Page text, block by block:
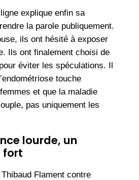
explique enfin sa
la parole publiquement.
ils ont hésité à exposer
Ils ont finalement choisi de
éviter les spéculations. Il
touche
et que la maladie
pas uniquement les
lourde, un
fort
Thibaud Flament contre